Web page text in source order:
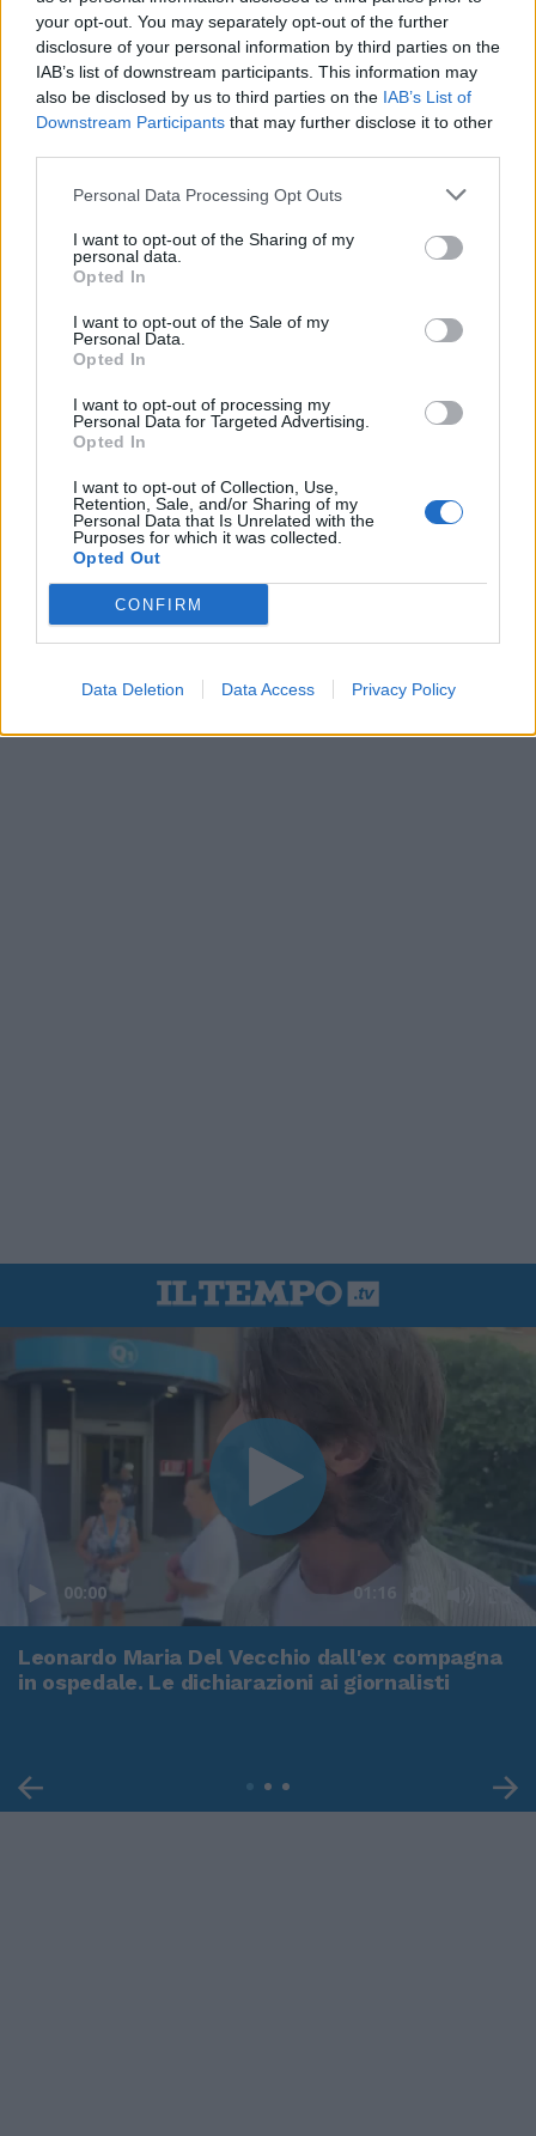
your opt-out. You may separately opt-out of the further
disclosure of your personal information by third parties on the
IAB’s list of downstream participants. This information may
also be disclosed by us to third parties on the IAB’s List of
Downstream Participants that may further disclose it to other
Personal Data Processing Opt Outs
I want to opt-out of the Sharing of my
personal data.
Opted In
I want to opt-out of the Sale of my
Personal Data.
Opted In
I want to opt-out of processing my
Personal Data for Targeted Advertising.
Opted In
I want to opt-out of Collection, Use,
Retention, Sale, and/or Sharing of my
Personal Data that Is Unrelated with the
Purposes for which it was collected.
Opted Out
CONFIRM
Data Deletion Data Access Privacy Policy
In evidenza
00:00 01:16
Leonardo Maria Del Vecchio dall'ex compagna
in ospedale. Le dichiarazioni ai giornalisti